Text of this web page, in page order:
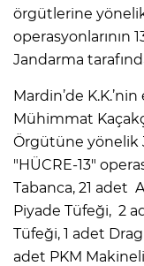
örgütlerine
operasyonlarının
Jandarma
Mardin’de K.K.’nin
Mühimmat
Örgütüne yönelik
"HÜCRE-13"
Tabanca, 21 adet
Piyade Tüfeği, 2
Tüfeği, 1 adet
adet PKM